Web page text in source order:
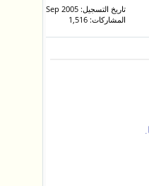
تاريخ التسجيل: Sep 2005
المشاركات: 1,516